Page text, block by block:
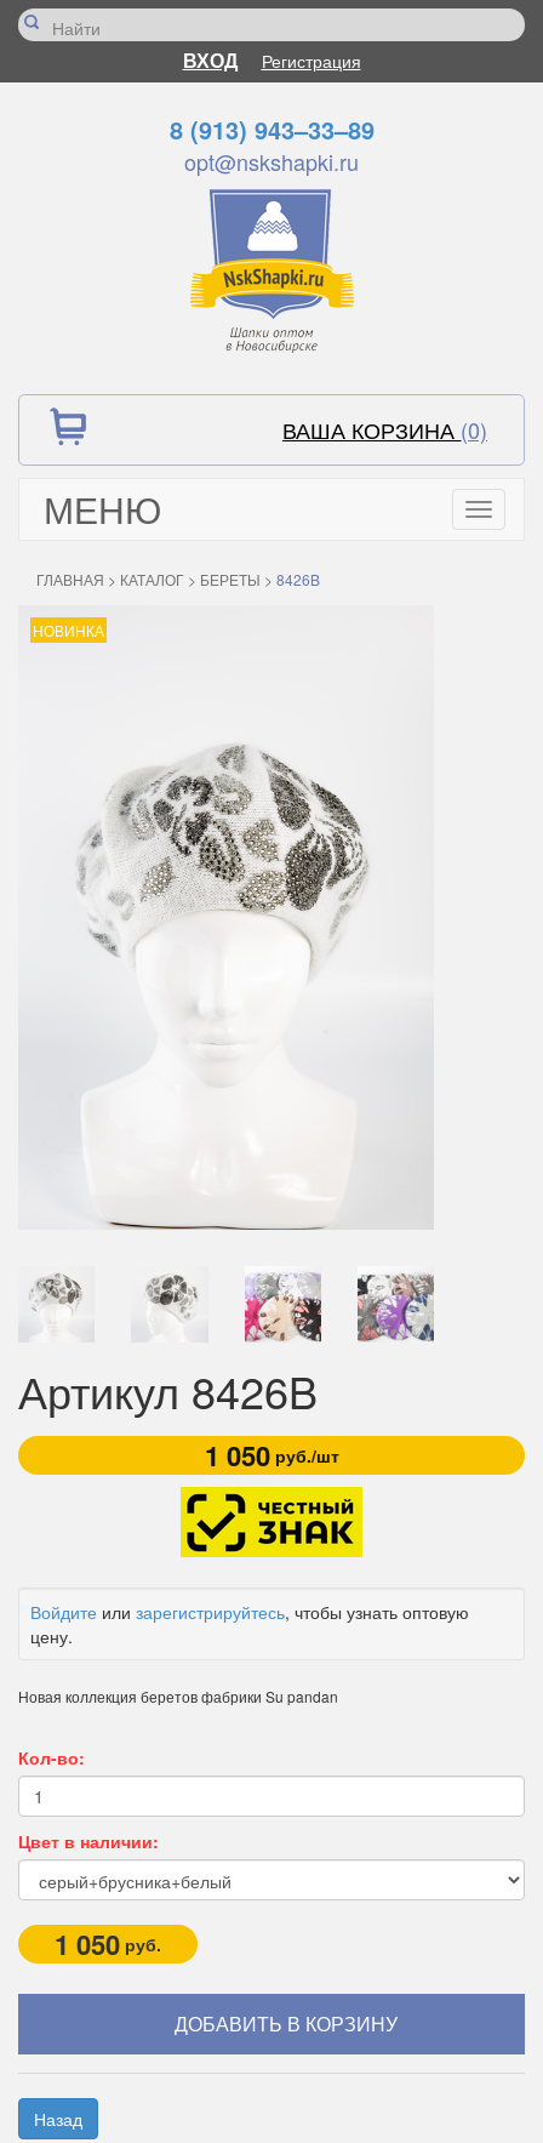
ВХОД Регистрация
8 (913) 943–33–89
opt@nskshapki.ru
ВАША КОРЗИНА (0)
МЕНЮ
Toggle
ГЛАВНАЯ > КАТАЛОГ > БЕРЕТЫ > 8426B
НОВИНКА
Артикул 8426B
1 050руб./шт
Войдите или зарегистрируйтесь, чтобы узнать оптовую
цену.
Новая коллекция беретов фабрики Su pandan
Кол-во:
Цвет в наличии:
1 050 руб.
Назад